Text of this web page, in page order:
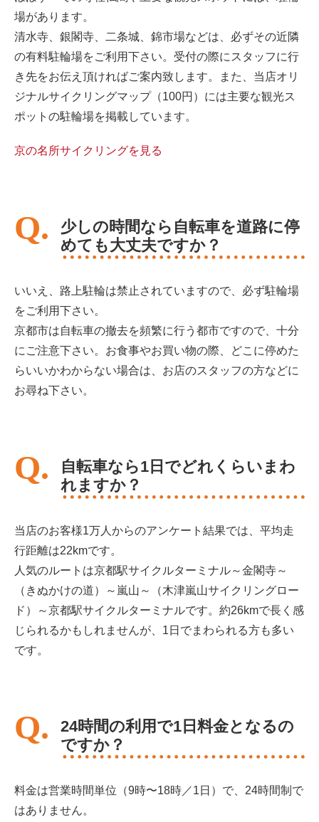
場があります。
清水寺、銀閣寺、二条城、錦市場などは、必ずその近隣
の有料駐輪場をご利用下さい。受付の際にスタッフに行
き先をお伝え頂ければご案内致します。また、当店オリ
ジナルサイクリングマップ（100円）には主要な観光ス
ポットの駐輪場を掲載しています。
京の名所サイクリングを見る
少しの時間なら自転車を道路に停
めても大丈夫ですか？
いいえ、路上駐輪は禁止されていますので、必ず駐輪場
をご利用下さい。
京都市は自転車の撤去を頻繁に行う都市ですので、十分
にご注意下さい。お食事やお買い物の際、どこに停めた
らいいかわからない場合は、お店のスタッフの方などに
お尋ね下さい。
自転車なら1日でどれくらいまわ
れますか？
当店のお客様1万人からのアンケート結果では、平均走
行距離は22kmです。
人気のルートは京都駅サイクルターミナル～金閣寺～
（きぬかけの道）～嵐山～（木津嵐山サイクリングロー
ド）～京都駅サイクルターミナルです。約26kmで長く感
じられるかもしれませんが、1日でまわられる方も多い
です。
24時間の利用で1日料金となるの
ですか？
料金は営業時間単位（9時〜18時／1日）で、24時間制で
はありません。